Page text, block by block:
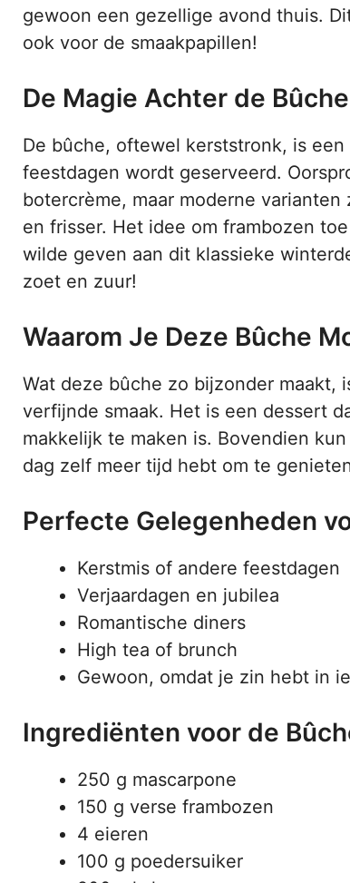
gewoon een gezellige avond thuis.
ook voor de smaakpapillen!
De Magie Achter de
De bûche, oftewel kerststronk, is
feestdagen wordt geserveerd.
botercrème, maar moderne
en frisser. Het idee om frambozen
wilde geven aan dit klassieke
zoet en zuur!
Waarom Je Deze Bûche
Wat deze bûche zo bijzonder maakt,
verfijnde smaak. Het is een dessert
makkelijk te maken is. Bovendien
dag zelf meer tijd hebt om te
Perfecte Gelegenheden
Kerstmis of andere feestdagen
Verjaardagen en jubilea
Romantische diners
High tea of brunch
Gewoon, omdat je zin hebt in
Ingrediënten voor de
250 g mascarpone
150 g verse frambozen
4 eieren
100 g poedersuiker